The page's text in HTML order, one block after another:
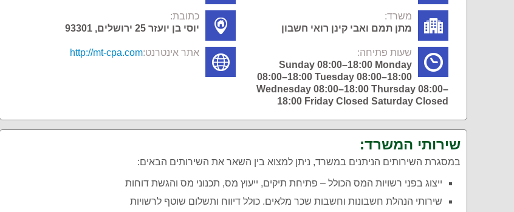
משרד:
מתן תמם ואבי קינן רואי חשבון
כתובת:
יוסי בן יועזר 25 ירושלים, 93301
שעות פתיחה:
Sunday 08:00–18:00 Monday
08:00–18:00 Tuesday 08:00–18:00
Wednesday 08:00–18:00 Thursday 08:00–
18:00 Friday Closed Saturday Closed
אתר אינטרנט:http://mt-cpa.com
שירותי המשרד:
במסגרת השירותים הניתנים במשרד, ניתן למצוא בין השאר את השירותים הבאים:
ייצוג בפני רשויות המס הכולל – פתיחת תיקים, ייעוץ מס, תכנוני מס והגשת דוחות
שירותי הנהלת חשבונות וחשבות שכר מלאים. כולל דיווח ותשלום שוטף לרשויות